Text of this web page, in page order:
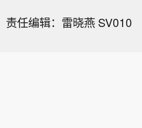
责任编辑：雷晓燕 SV010